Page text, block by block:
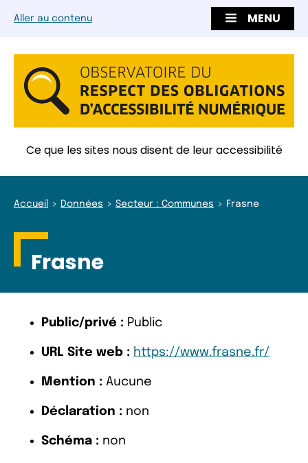
Aller au contenu MENU
Ce que les sites nous disent de leur accessibilité
Accueil Données Secteur : Communes Frasne
Frasne
Public/privé : Public
URL Site web : https://www.frasne.fr/
Mention : Aucune
Déclaration : non
Schéma : non